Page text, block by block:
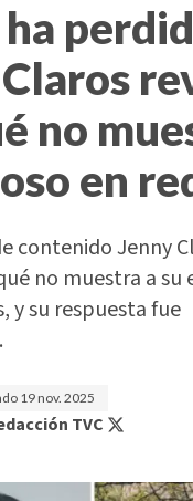
ha
no
en
contenido Jenny
no muestra a su
y su respuesta fue
19 nov. 2025
TVC